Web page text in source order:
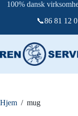
Fortsæt
100% dansk
📞86 81 12
Hjem / mug